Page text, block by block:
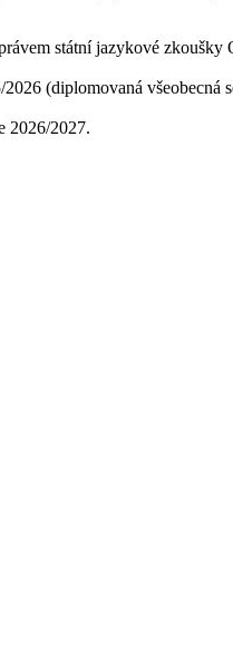
státní jazykové
(diplomovaná
2026/2027.